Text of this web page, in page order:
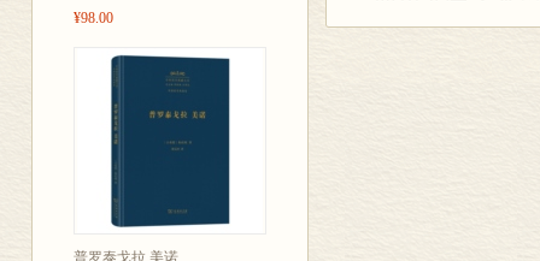
¥98.00
普罗泰戈拉 美诺
生、研究生开